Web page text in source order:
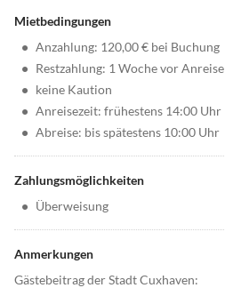
Mietbedingungen
• Anzahlung: 120,00 € bei Buchung
• Restzahlung: 1 Woche vor Anreise
• keine Kaution
• Anreisezeit: frühestens 14:00 Uhr
• Abreise: bis spätestens 10:00 Uhr
Zahlungsmöglichkeiten
• Überweisung
Anmerkungen
Gästebeitrag der Stadt Cuxhaven: